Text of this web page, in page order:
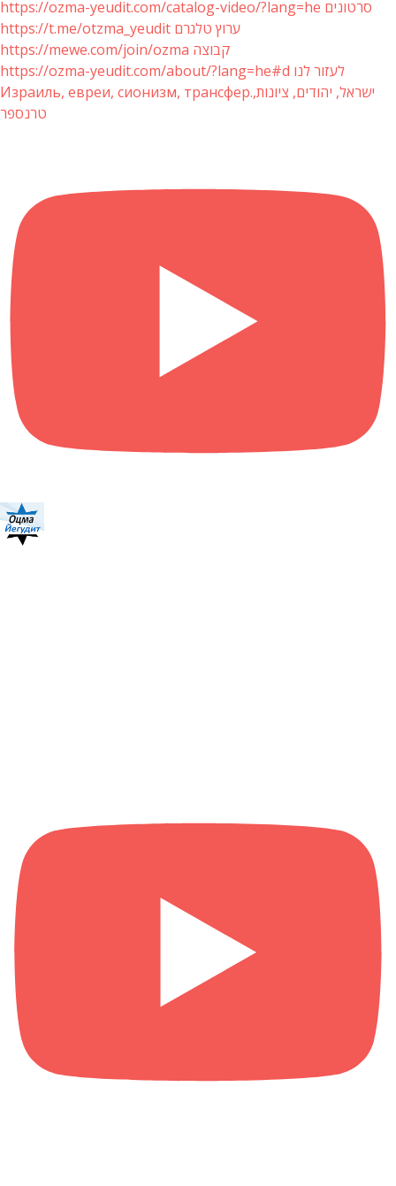
https://ozma-yeudit.com/catalog-video/?lang=he סרטונים
https://t.me/otzma_yeudit ערוץ טלגרם
https://mewe.com/join/ozma קבוצה
https://ozma-yeudit.com/about/?lang=he#d לעזור לנו
Израиль, евреи, сионизм, трансфер.ישראל, יהודים, ציונות,
טרנספר